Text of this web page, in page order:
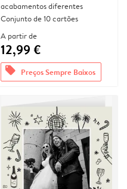
acabamentos diferentes
Conjunto de 10 cartões
A partir de
12,99 €
offers Preços Sempre Baixos